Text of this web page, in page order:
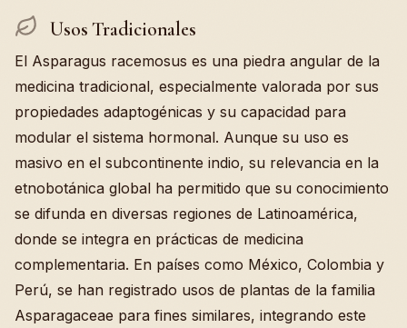
Usos Tradicionales
El Asparagus racemosus es una piedra angular de la
medicina tradicional, especialmente valorada por sus
propiedades adaptogénicas y su capacidad para
modular el sistema hormonal. Aunque su uso es
masivo en el subcontinente indio, su relevancia en la
etnobotánica global ha permitido que su conocimiento
se difunda en diversas regiones de Latinoamérica,
donde se integra en prácticas de medicina
complementaria. En países como México, Colombia y
Perú, se han registrado usos de plantas de la familia
Asparagaceae para fines similares, integrando este